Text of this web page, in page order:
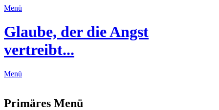
Menü
Glaube, der die Angst
vertreibt...
Menü
Primäres Menü